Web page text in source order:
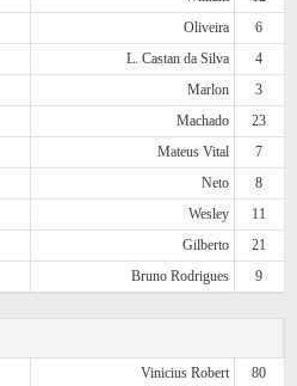
Oliveira
6
L. Castan da Silva
4
Marlon
3
Machado
23
Mateus Vital
7
Neto
8
Wesley
11
Gilberto
21
Bruno Rodrigues 9
Vinicius Robert
80